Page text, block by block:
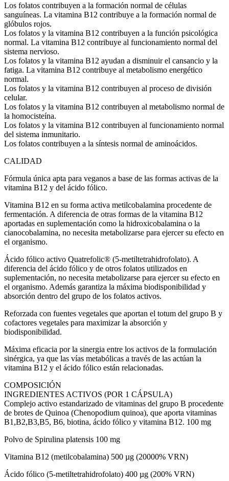
Los folatos contribuyen a la formación normal de células
sanguíneas. La vitamina B12 contribuye a la formación normal de
glóbulos rojos.
Los folatos y la vitamina B12 contribuyen a la función psicológica
normal. La vitamina B12 contribuye al funcionamiento normal del
sistema nervioso.
Los folatos y la vitamina B12 ayudan a disminuir el cansancio y la
fatiga. La vitamina B12 contribuye al metabolismo energético
normal.
Los folatos y la vitamina B12 contribuyen al proceso de división
celular.
Los folatos y la vitamina B12 contribuyen al metabolismo normal de
la homocisteína.
Los folatos y la vitamina B12 contribuyen al funcionamiento normal
del sistema inmunitario.
Los folatos contribuyen a la síntesis normal de aminoácidos.
CALIDAD
Fórmula única apta para veganos a base de las formas activas de la
vitamina B12 y del ácido fólico.
Vitamina B12 en su forma activa metilcobalamina procedente de
fermentación. A diferencia de otras formas de la vitamina B12
aportadas en suplementación como la hidroxicobalamina o la
cianocobalamina, no necesita metabolizarse para ejercer su efecto en
el organismo.
Ácido fólico activo Quatrefolic® (5-metiltetrahidrofolato). A
diferencia del ácido fólico y de otros folatos utilizados en
suplementación, no necesita metabolizarse para ejercer su efecto en
el organismo. Además garantiza la máxima biodisponibilidad y
absorción dentro del grupo de los folatos activos.
Reforzada con fuentes vegetales que aportan el totum del grupo B y
cofactores vegetales para maximizar la absorción y
biodisponibilidad.
Máxima eficacia por la sinergia entre los activos de la formulación
sinérgica, ya que las vías metabólicas a través de las actúan la
vitamina B12 y el ácido fólico están relacionadas.
COMPOSICIÓN
INGREDIENTES ACTIVOS (POR 1 CÁPSULA)
Complejo activo estandarizado de vitaminas del grupo B procedente
de brotes de Quinoa (Chenopodium quinoa), que aporta vitaminas
B1,B2,B3,B5, B6, biotina, ácido fólico y vitamina B12. 100 mg
Polvo de Spirulina platensis 100 mg
Vitamina B12 (metilcobalamina) 500 µg (20000% VRN)
Ácido fólico (5-metiltetrahidrofolato) 400 µg (200% VRN)